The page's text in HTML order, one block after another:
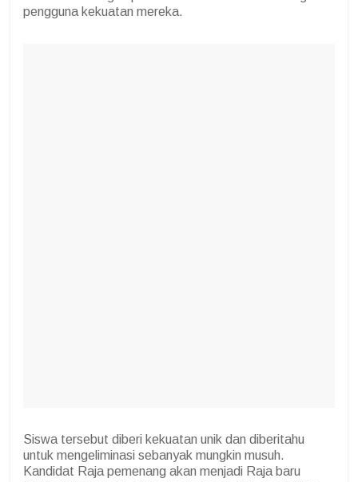
pengguna kekuatan mereka.
Siswa tersebut diberi kekuatan unik dan diberitahu
untuk mengeliminasi sebanyak mungkin musuh.
Kandidat Raja pemenang akan menjadi Raja baru